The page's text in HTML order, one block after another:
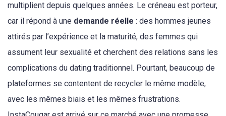
multiplient depuis quelques années. Le créneau est porteur,
car il répond à une demande réelle : des hommes jeunes
attirés par l’expérience et la maturité, des femmes qui
assument leur sexualité et cherchent des relations sans les
complications du dating traditionnel. Pourtant, beaucoup de
plateformes se contentent de recycler le même modèle,
avec les mêmes biais et les mêmes frustrations.